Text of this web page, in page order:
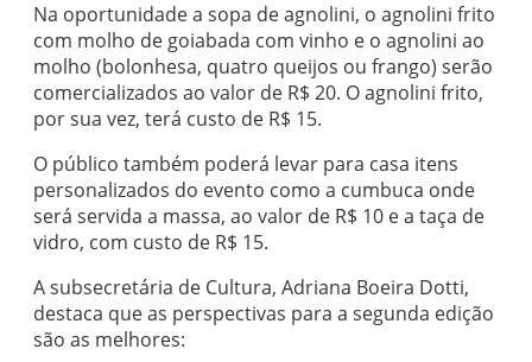
Na oportunidade a sopa de agnolini, o agnolini frito
com molho de goiabada com vinho e o agnolini ao
molho (bolonhesa, quatro queijos ou frango) serão
comercializados ao valor de R$ 20. O agnolini frito,
por sua vez, terá custo de R$ 15.
O público também poderá levar para casa itens
personalizados do evento como a cumbuca onde
será servida a massa, ao valor de R$ 10 e a taça de
vidro, com custo de R$ 15.
A subsecretária de Cultura, Adriana Boeira Dotti,
destaca que as perspectivas para a segunda edição
são as melhores: